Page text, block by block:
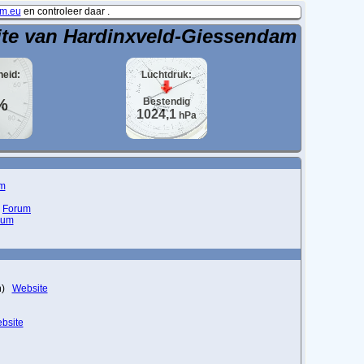
en controleer daar .
van Hardinxveld-Giessendam
Luchtdruk:
Bestendig
1024,1 hPa
Forum
Website